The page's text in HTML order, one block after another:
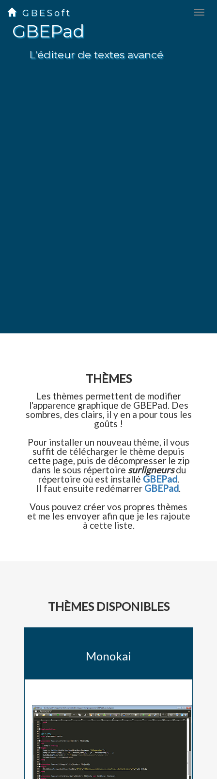
GBESoft
GBEPad
L'éditeur de textes avancé
THÈMES
Les thèmes permettent de modifier
l'apparence graphique de GBEPad. Des
sombres, des clairs, il y en a pour tous les
goûts !
Pour installer un nouveau thème, il vous
suffit de télécharger le thème depuis
cette page, puis de décompresser le zip
dans le sous répertoire surligneursdu
répertoire où est installé GBEPad.
Il faut ensuite redémarrer GBEPad.
Vous pouvez créer vos propres thèmes
et me les envoyer afin que je les rajoute
à cette liste.
THÈMES DISPONIBLES
Monokai